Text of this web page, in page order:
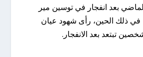
بعد انفجار في توسين مير
ذلك الحين، رأى شهود عيان
تبتعد بعد الانفجار.